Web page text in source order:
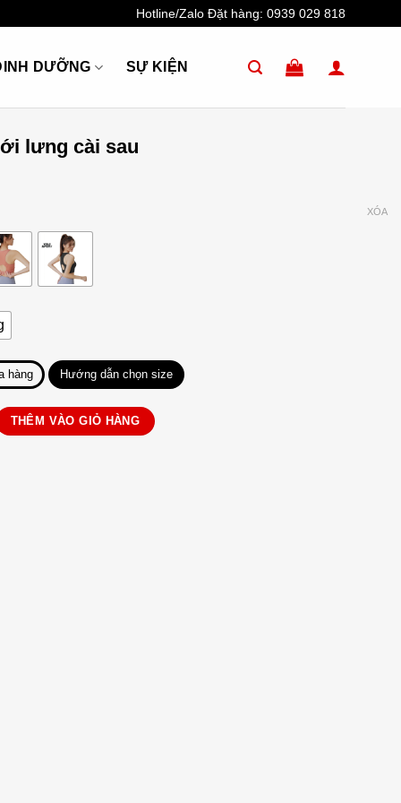
Hotline/Zalo Đặt hàng: 0939 029 818
DƯỠNG SỰ KIỆN
lưng cài sau
XÓA
hàng Hướng dẫn chọn size
sau số lượng
THÊM VÀO GIỎ HÀNG